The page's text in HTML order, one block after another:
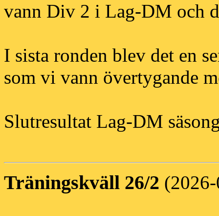
vann Div 2 i Lag-DM och
I sista ronden blev det en
som vi vann övertygande
Slutresultat Lag-DM
Träningskväll 26/2